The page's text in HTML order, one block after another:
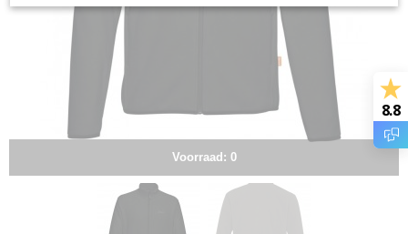
Voorraad: 0
8.8